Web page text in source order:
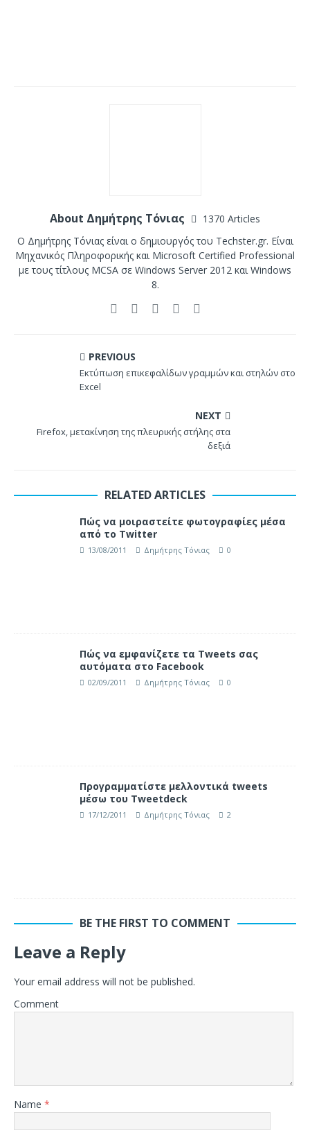
About Δημήτρης Τόνιας
1370 Articles
Ο Δημήτρης Τόνιας είναι ο δημιουργός του Techster.gr. Είναι
Μηχανικός Πληροφορικής και Microsoft Certified Professional
με τους τίτλους MCSA σε Windows Server 2012 και Windows
8.
PREVIOUS
Εκτύπωση επικεφαλίδων γραμμών και στηλών στο
Excel
NEXT
Firefox, μετακίνηση της πλευρικής στήλης στα
δεξιά
RELATED ARTICLES
Πώς να μοιραστείτε φωτογραφίες μέσα
από το Twitter
13/08/2011 Δημήτρης Τόνιας 0
Πώς να εμφανίζετε τα Tweets σας
αυτόματα στο Facebook
02/09/2011 Δημήτρης Τόνιας 0
Προγραμματίστε μελλοντικά tweets
μέσω του Tweetdeck
17/12/2011 Δημήτρης Τόνιας 2
BE THE FIRST TO COMMENT
Leave a Reply
Your email address will not be published.
Comment
Name *